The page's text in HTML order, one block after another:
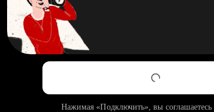
Нажимая «Подключить», вы соглашаетесь